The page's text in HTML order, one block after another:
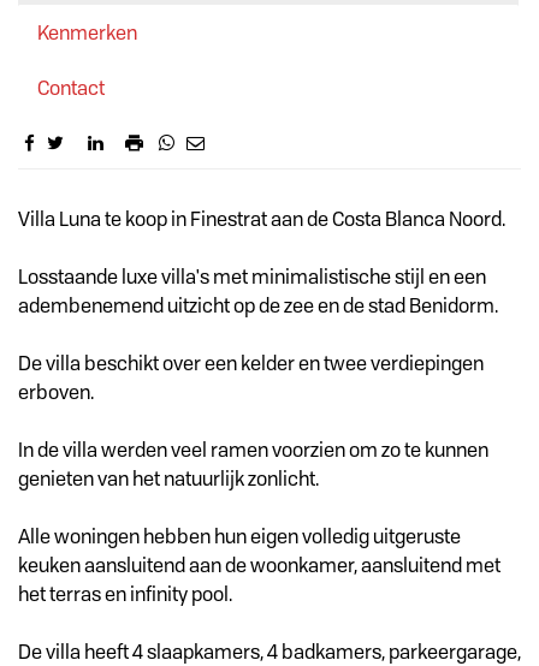
Kenmerken
Contact
Omschrijving
Villa Luna te koop in Finestrat aan de Costa Blanca Noord.
Losstaande luxe villa's met minimalistische stijl en een
adembenemend uitzicht op de zee en de stad Benidorm.
De villa beschikt over een kelder en twee verdiepingen
erboven.
In de villa werden veel ramen voorzien om zo te kunnen
genieten van het natuurlijk zonlicht.
Alle woningen hebben hun eigen volledig uitgeruste
keuken aansluitend aan de woonkamer, aansluitend met
het terras en infinity pool.
De villa heeft 4 slaapkamers, 4 badkamers, parkeergarage,